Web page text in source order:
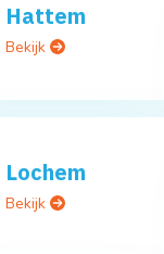
Hattem
Bekijk
Lochem
Bekijk